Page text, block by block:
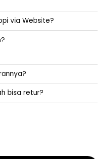
via Website?
bisa retur?